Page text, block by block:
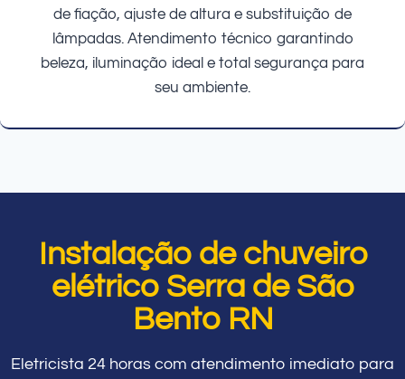
de fiação, ajuste de altura e substituição de
lâmpadas. Atendimento técnico garantindo
beleza, iluminação ideal e total segurança para
seu ambiente.
Instalação de chuveiro
elétrico Serra de São
Bento RN
Eletricista 24 horas com atendimento imediato para